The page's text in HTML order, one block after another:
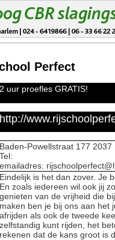
Perfect
2 uur proefles GRATIS!
http://
Baden-Powellstraat 177 2037
Tel:
emailadres:
Eindelijk is het dan zover. Je
En zoals iedereen wil ook jij
genieten van de vrijheid die
maken ben je bij ons aan het
afrijden als ook de tweede
zelfstandig kunt rijden, het
rekenen dat de kans groot is